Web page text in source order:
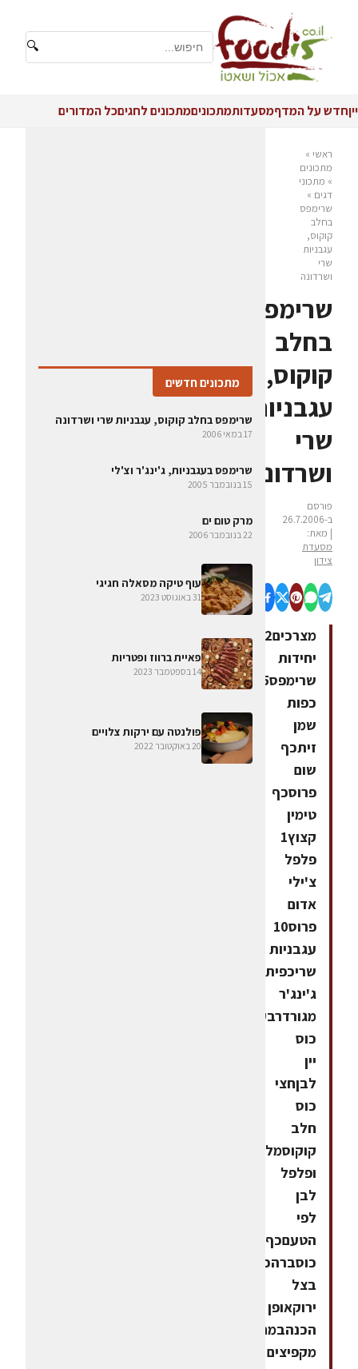
🔍
ייןחדש על המדףמסעדותמתכוניםמתכונים לחגיםכל המדורים
ראשי »
מתכונים
» מתכוני
דגים »
שרימפס
בחלב
קוקוס,
עגבניות
שרי
ושרדונה
שרימפס
בחלב
קוקוס,
עגבניות
שרי
ושרדונה
פורסם
ב-26.7.2006
| מאת:
מסעדת
צידון
מצרכים12
יחידות
שרימפס5
כפות
שמן
זיתכף
שום
פרוסכף
טימין
קצוץ1
פלפל
צ'ילי
אדום
פרוס10
עגבניות
שריכפית
ג'ינג'ר
מגורדרבע
כוס
יין
לבןחצי
כוס
חלב
קוקוסמלח
ופלפל
לבן
לפי
הטעםכף
כוסברהכף
בצל
ירוקאופן
הכנהבמחבת
מקפיצים
מתכונים חדשים
שרימפס בחלב קוקוס, עגבניות שרי ושרדונה
17 במאי 2006
שרימפס בעגבניות, ג'ינג'ר וצ'לי
15 בנובמבר 2005
מרק טום ים
22 בנובמבר 2006
עוף טיקה מסאלה חגיגי
31 באוגוסט 2023
פאיית ברווז ופטריות
14 בספטמבר 2023
פולנטה עם ירקות צלויים
20 באוקטובר 2022